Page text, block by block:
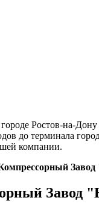
городе Ростов-на-
до терминала
компании.
Завод